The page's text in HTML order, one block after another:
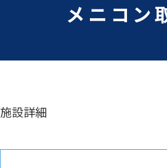
メニコン
施設詳細